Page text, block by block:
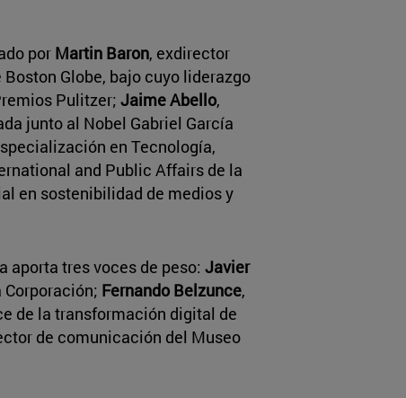
por Martin Baron, exdirector
Globe, bajo cuyo liderazgo
Pulitzer; Jaime Abello,
junto al Nobel Gabriel García
en Tecnología,
and Public Affairs de la
en sostenibilidad de medios y
aporta tres voces de peso: Javier
Fernando Belzunce,
de la transformación digital de
de comunicación del Museo